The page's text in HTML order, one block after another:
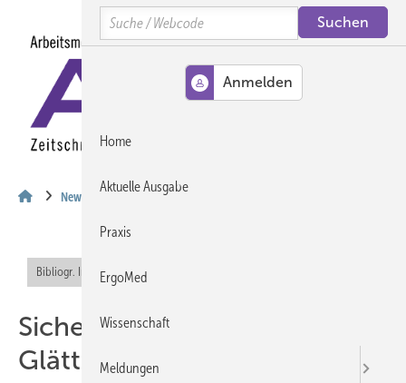
News
Bibliogr. Info (RIS)
Sicher zur Arbeit bei Eis und
Glätte
Search
Home
Aktuelle Ausgabe
Praxis
ErgoMed
Wissenschaft
Meldungen